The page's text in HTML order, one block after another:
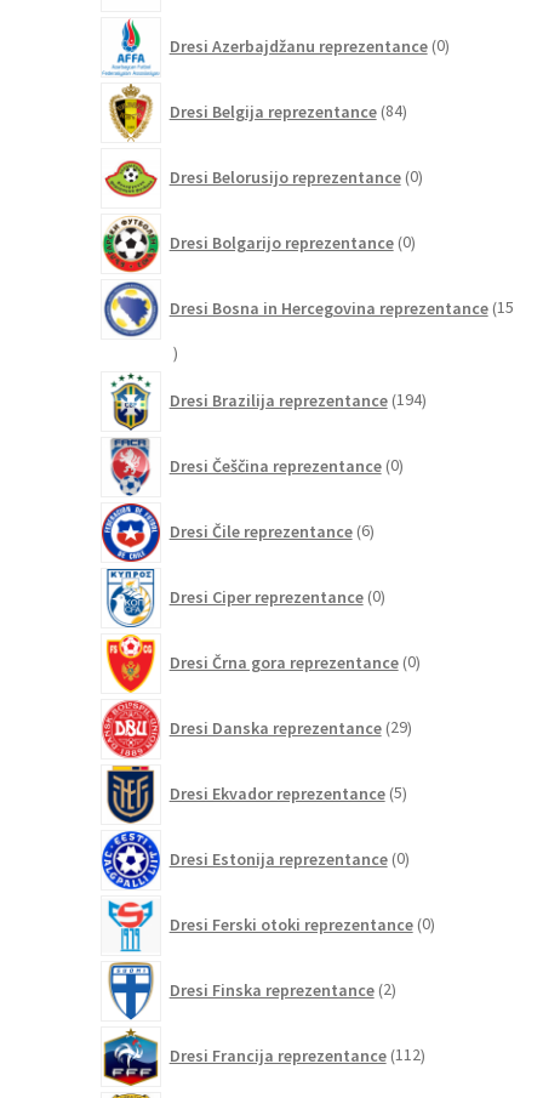
Dresi Azerbajdžanu reprezentance 0izdelkov
Dresi Belgija reprezentance 84izdelkov
Dresi Belorusijo reprezentance 0izdelkov
Dresi Bolgarijo reprezentance 0izdelkov
Dresi Bosna in Hercegovina reprezentance 15
15
Dresi Brazilija reprezentance 194izdelkov
Dresi Češčina reprezentance 0izdelkov
Dresi Čile reprezentance 6izdelkov
Dresi Ciper reprezentance 0izdelkov
Dresi Črna gora reprezentance 0izdelkov
Dresi Danska reprezentance 29izdelkov
Dresi Ekvador reprezentance 5izdelkov
Dresi Estonija reprezentance 0izdelkov
Dresi Ferski otoki reprezentance 0izdelkov
Dresi Finska reprezentance 2izdelka
Dresi Francija reprezentance 112izdelkov